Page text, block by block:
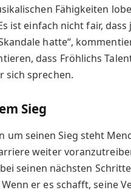
Fähigkeiten
ist einfach nicht fair,
hatte“,
dass Fröhlichs
sich sprechen.
Sieg
um seinen Sieg steht
weiter
seinen nächsten
er es schafft, seine